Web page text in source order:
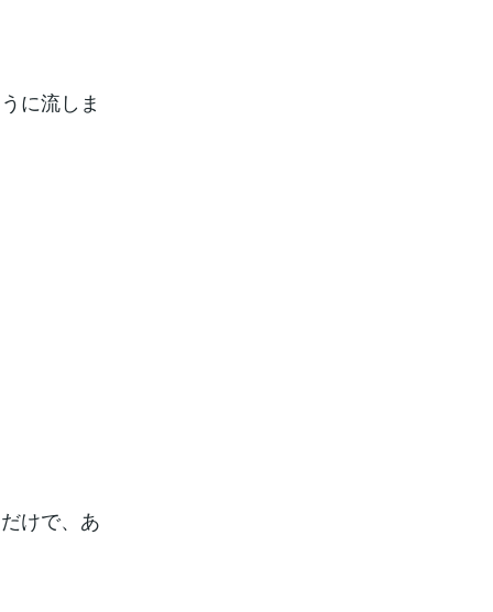
に流しま
けで、あ